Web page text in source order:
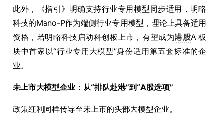
此外，《指引》明确支持行业专用模型同步适用，明略
科技的Mano-P作为端侧行业专用模型，理论上具备适用
资格，若明略科技启动科创板上市，有望成为港股AI板
块中首家以“行业专用大模型”身份适用第五套标准的企
业。
未上市大模型企业：从“排队赴港”到“A股选项”
政策红利同样传导至未上市的头部大模型企业。